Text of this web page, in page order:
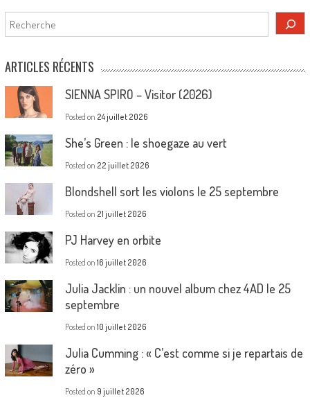
Rechercher
ARTICLES RÉCENTS
SIENNA SPIRO – Visitor (2026)
Posted on 24 juillet 2026
She’s Green : le shoegaze au vert
Posted on 22 juillet 2026
Blondshell sort les violons le 25 septembre
Posted on 21 juillet 2026
PJ Harvey en orbite
Posted on 16 juillet 2026
Julia Jacklin : un nouvel album chez 4AD le 25
septembre
Posted on 10 juillet 2026
Julia Cumming : « C’est comme si je repartais de
zéro »
Posted on 9 juillet 2026